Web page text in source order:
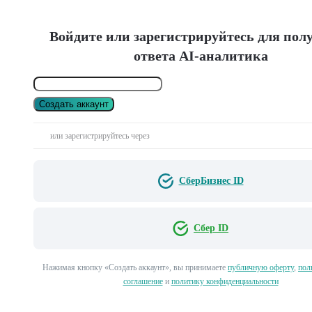
Войдите или зарегистрируйтесь для
ответа AI-аналитика
Создать аккаунт
или зарегистрируйтесь через
СберБизнес ID
Сбер ID
Нажимая кнопку «Создать аккаунт», вы принимаете публичную оферту,
соглашениеи политику конфиденциальности